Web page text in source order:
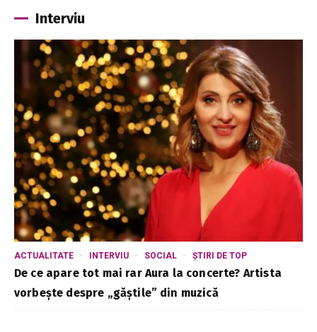
Interviu
ACTUALITATE INTERVIU SOCIAL ȘTIRI DE TOP
De ce apare tot mai rar Aura la concerte? Artista
vorbește despre „găștile” din muzică